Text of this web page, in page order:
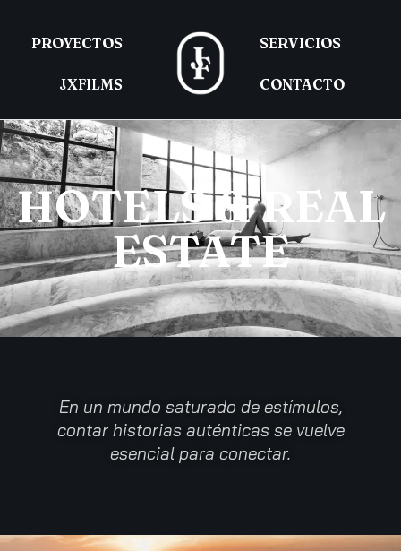
PROYECTOS
JXFILMS
SERVICIOS
CONTACTO
HOTELS & REAL
ESTATE
En un mundo saturado de estímulos,
contar historias auténticas se vuelve
esencial para conectar.